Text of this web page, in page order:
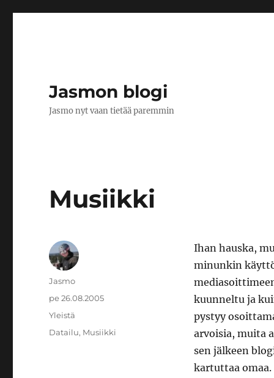
Jasmon blogi
Jasmo nyt vaan tietää paremmin
Musiikki
Ihan hauska,
minunkin
kuunneltu ja
pystyy
arvoisia, muita
sen jälkeen
kartuttaa omaa.
Kirjoittaja
Jasmo
Julkaistu
pe 26.08.2005
Kategoriat
Yleistä
Avainsanat
Datailu, Musiikki